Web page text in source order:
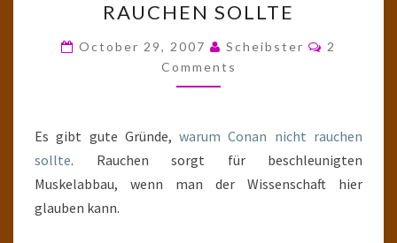
WARUM
CONAN
NICHT
RAUCHEN
RAUCHEN SOLLTE
October 29, 2007 Scheibster Comments
2
Comments
Es gibt gute Gründe,warum Conan nicht rauchen
sollte. Rauchen sorgt für beschleunigten
Muskelabbau, wenn man der Wissenschaft hier
glauben kann.